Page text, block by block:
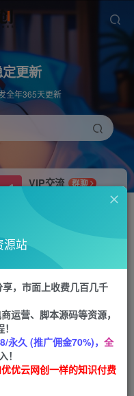
更新
全年365天更新
VIP交流
群聊
研究探讨更多创业项目路子。
推荐
个赚钱的视频号，
关注 私信
源站
，市面上收费几百几千
运营、脚本源码等资源，
永久 (推广佣金70%)， 全
！
优云网创一样的知识付费